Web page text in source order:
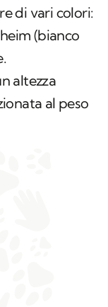
di vari colori:
(bianco
altezza
al peso